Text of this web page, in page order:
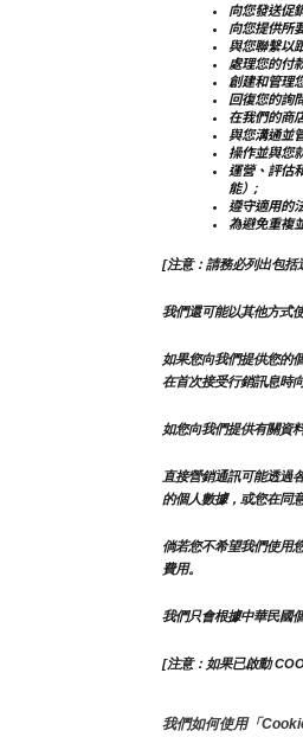
向您發送促
向您提供所
與您聯繫以
處理您的付
創建和管理
回復您的詢
在我們的商
與您溝通並
操作並與您
運營、評估
能）;
遵守適用的
為避免重複
[注意：請務必列出包括
我們還可能以其他方式
如果您向我們提供您的
在首次接受行銷訊息時
如您向我們提供有關資
直接營銷通訊可能透過
的個人數據，或您在同
倘若您不希望我們使用
費用。
我們只會根據中華民國
[注意：如果已啟動
我們如何使用「